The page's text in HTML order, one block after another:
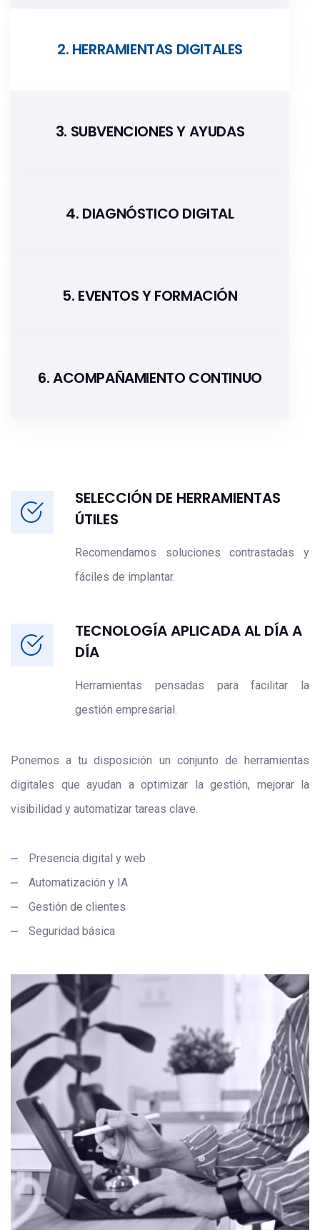
2. HERRAMIENTAS DIGITALES
3. SUBVENCIONES Y AYUDAS
4. DIAGNÓSTICO DIGITAL
5. EVENTOS Y FORMACIÓN
6. ACOMPAÑAMIENTO CONTINUO
SELECCIÓN DE HERRAMIENTAS
ÚTILES
Recomendamos soluciones contrastadas y
fáciles de implantar.
TECNOLOGÍA APLICADA AL DÍA A
DÍA
Herramientas pensadas para facilitar la
gestión empresarial.
Ponemos a tu disposición un conjunto de herramientas
digitales que ayudan a optimizar la gestión, mejorar la
visibilidad y automatizar tareas clave.
Presencia digital y web
Automatización y IA
Gestión de clientes
Seguridad básica